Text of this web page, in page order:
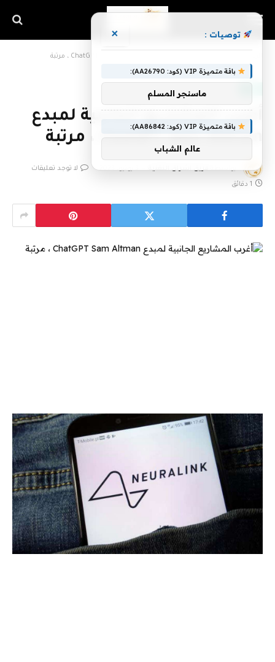
أغرب المشاريع الجانبية لمبدع
ChatGPT Sam Altman ، مرتبة
بواسطة فريق اشراق التقنية 3 يونيو، 2023 لا توجد تعليقات
1 دقائق
توصيات : ×
باقة متميزة VIP (كود: AA26790):
ماسنجر المسلم
باقة متميزة VIP (كود: AA86842):
عالم الشباب